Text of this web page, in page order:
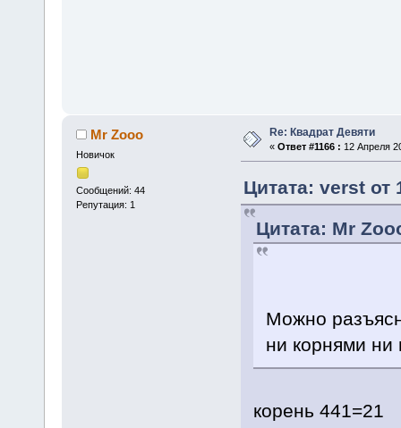
Mr Zooo
Новичок
Сообщений: 44
Репутация: 1
Re: Квадрат Девяти
« Ответ #1166 : 12 Апреля
Цитата: verst от
Цитата: Mr
Можно
ни корнями ни
корень